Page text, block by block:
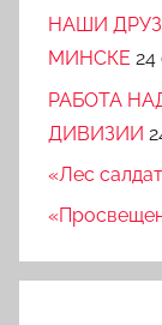
НАШИ
МИНСКЕ 24
РАБОТА
ДИВИЗИИ
«Лес